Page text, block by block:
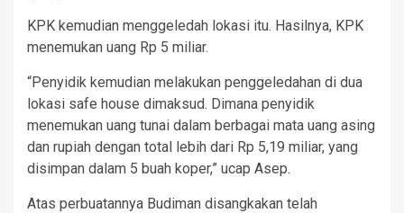
KPK kemudian menggeledah lokasi itu. Hasilnya, KPK
menemukan uang Rp 5 miliar.
“Penyidik kemudian melakukan penggeledahan di dua
lokasi safe house dimaksud. Dimana penyidik
menemukan uang tunai dalam berbagai mata uang asing
dan rupiah dengan total lebih dari Rp 5,19 miliar, yang
disimpan dalam 5 buah koper,” ucap Asep.
Atas perbuatannya Budiman disangkakan telah